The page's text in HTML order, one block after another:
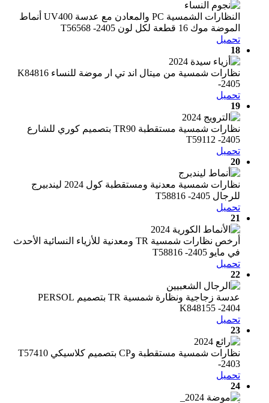
النظارات الشمسية PC والمعادن مع عدسة UV400 أنماط
الموضة موك 16 قطعة لكل لون T56568 -2405
تحميل
18
نظارات شمسية من ميتال اند تي ار موضة للنساء K84816
-2405
تحميل
19
نظارات شمسية مستقطبة TR90 بتصميم كوري للشارع
T59112 -2405
تحميل
20
نظارات شمسية معدنية ومستقطبة كول 2024 ليندبيرج
للرجال T58816 -2405
تحميل
21
أرخص نظارات شمسية TR ومعدنية للأزياء النسائية الأحدث
في مايو T58816 -2405
تحميل
22
عدسة زجاجية ونظارة شمسية TR بتصميم PERSOL
K848155 -2404
تحميل
23
نظارات شمسية مستقطبة وCP بتصميم كلاسيكي T57410
-2403
تحميل
24